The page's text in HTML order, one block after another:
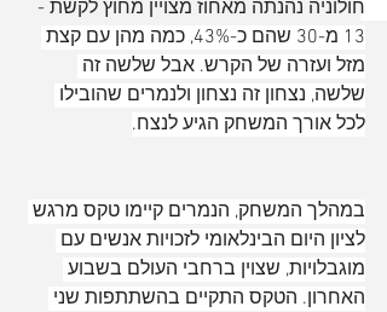
חולוניה נהנתה מאחוז מצויין מחוץ לקשת -
13 מ-30 שהם כ-43%, כמה מהן עם קצת
מזל ועזרה של הקרש. אבל שלשה זה
שלשה, נצחון זה נצחון ולנמרים שהובילו
לכל אורך המשחק הגיע לנצח.
במהלך המשחק, הנמרים קיימו טקס מרגש
לציון היום הבינלאומי לזכויות אנשים עם
מוגבלויות, שצוין ברחבי העולם בשבוע
האחרון. הטקס התקיים בהשתתפות שני